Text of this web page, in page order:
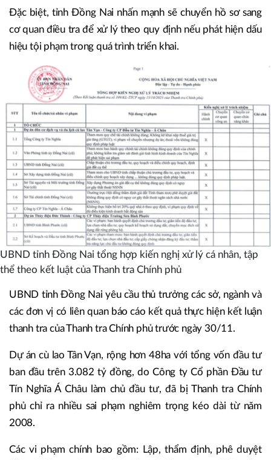
Đặc biệt, tỉnh Đồng Nai nhấn mạnh sẽ chuyển hồ sơ sang
cơ quan điều tra để xử lý theo quy định nếu phát hiện dấu
hiệu tội phạm trong quá trình triển khai.
UBND tỉnh Đồng Nai tổng hợp kiến nghị xử lý cá nhân, tập
thể theo kết luật của Thanh tra Chính phủ
UBND tỉnh Đồng Nai yêu cầu thủ trưởng các sở, ngành và
các đơn vị có liên quan báo cáo kết quả thực hiện kết luận
thanh tra của Thanh tra Chính phủ trước ngày 30/11.
Dự án cù lao Tân Vạn, rộng hơn 48ha với tổng vốn đầu tư
ban đầu trên 3.082 tỷ đồng, do Công ty Cổ phần Đầu tư
Tín Nghĩa Á Châu làm chủ đầu tư, đã bị Thanh tra Chính
phủ chỉ ra nhiều sai phạm nghiêm trọng kéo dài từ năm
2008.
Các vi phạm chính bao gồm: Lập, thẩm định, phê duyệt